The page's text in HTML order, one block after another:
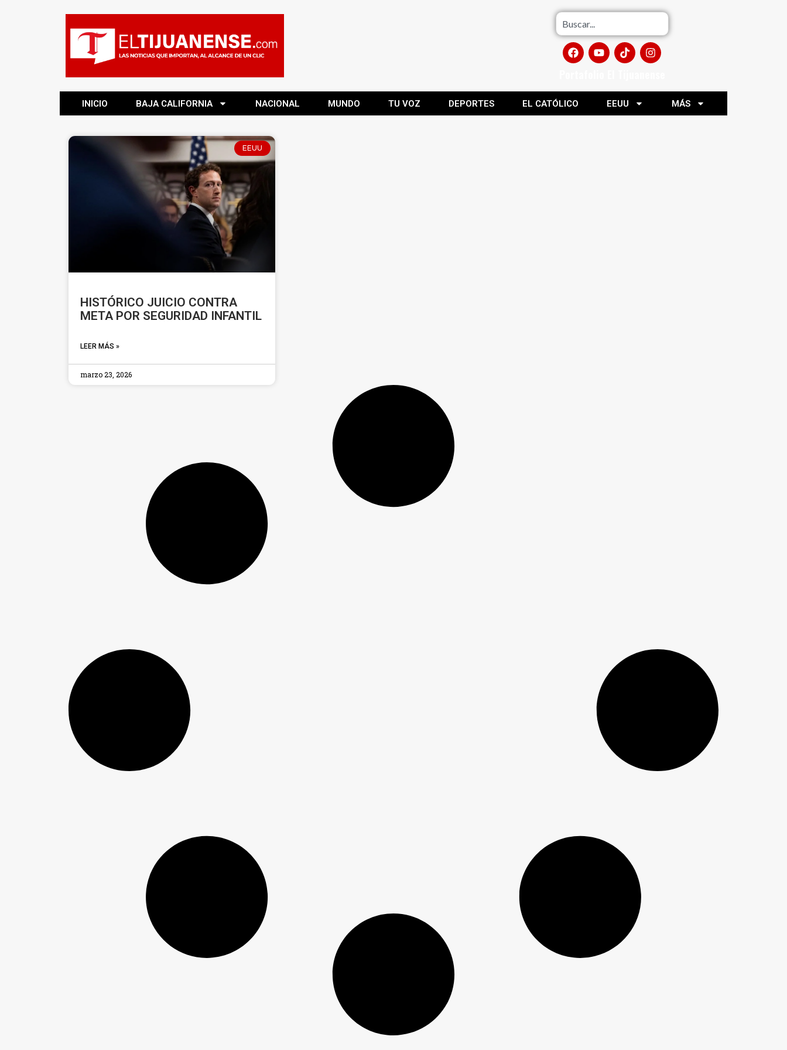
INICIO BAJA CALIFORNIA NACIONAL MUNDO TU VOZ DEPORTES EL CATÓLICO EEUU MÁS
EEUU
HISTÓRICO JUICIO CONTRA
META POR SEGURIDAD INFANTIL
LEER MÁS »
marzo 23, 2026